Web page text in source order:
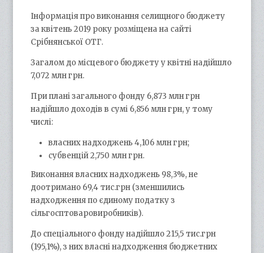
Інформація про виконання селищного бюджету
за квітень 2019 року розміщена на сайті
Срібнянської ОТГ.
Загалом до місцевого бюджету у квітні надійшло
7,072 млн грн.
При плані загального фонду 6,873 млн грн
надійшло доходів в сумі 6,856 млн грн, у тому
числі:
власних надходжень 4,106 млн грн;
субвенцій 2,750 млн грн.
Виконання власних надходжень 98,3%, не
доотримано 69,4 тис.грн (зменшились
надходження по єдиному податку з
сільгосптоваровиробників).
До спеціального фонду надійшло 215,5 тис.грн
(195,1%), з них власні надходження бюджетних